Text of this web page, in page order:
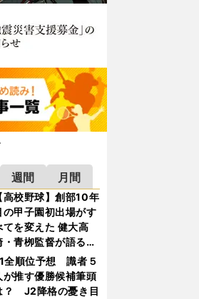
週間 月間
高校野球】創部10年
の甲子園初出場がす
てを変えた 健大高
・青栁監督が語る
機動破壊」はこうし
生まれた
全順位予想 識者５
が推す優勝候補筆頭
？ J2降格の憂き目